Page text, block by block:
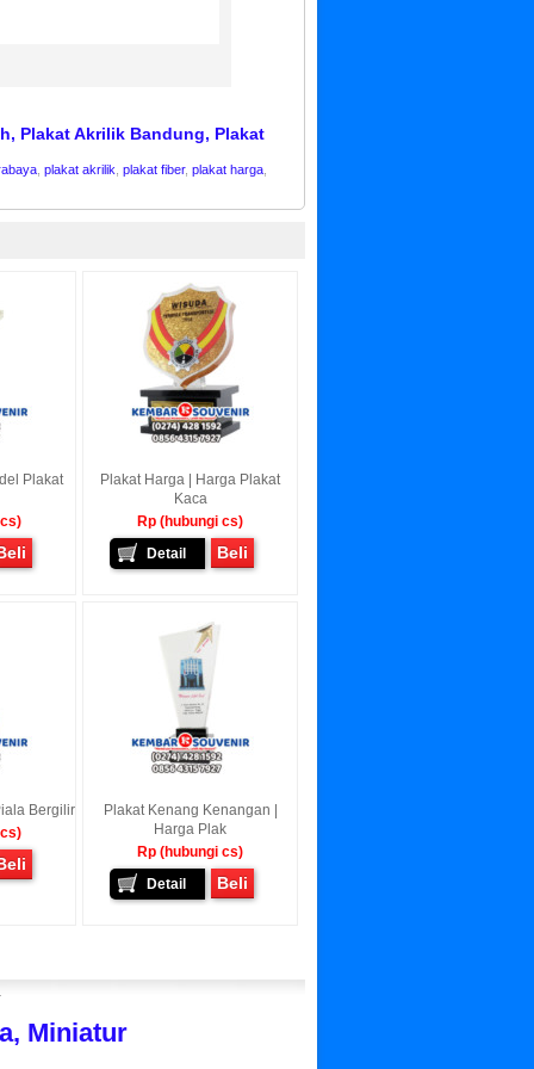
Plakat Akrilik Bandung, Plakat
plakat akrilik plakat fiber, plakat harga
Plakat
Plakat Harga | Harga Plakat
Kaca
Rp (hubungi cs)
Detail
Beli
Bergilir
Plakat Kenang Kenangan |
Harga Plak
Rp (hubungi cs)
Detail
Beli
Miniatur